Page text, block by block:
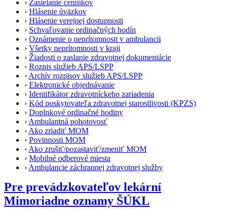
› Zasielanie cenníkov
› Hlásenie úväzkov
› Hlásenie verejnej dostupnosti
› Schvaľovanie ordinačných hodín
› Oznámenie o neprítomnosti v ambulancii
› Všetky neprítomnosti v kraji
› Žiadosti o zaslanie zdravotnej dokumentácie
› Rozpis služieb APS/LSPP
› Archív rozpisov služieb APS/LSPP
› Elektronické objednávanie
› Identifikátor zdravotníckeho zariadenia
› Kód poskytovateľa zdravotnej starostlivosti (KPZS)
› Doplnkové ordinačné hodiny
› Ambulantná pohotovosť
› Ako zriadiť MOM
› Povinnosti MOM
› Ako zrušiť/pozastaviť/zmeniť MOM
› Mobilné odberové miesta
› Ambulancie záchrannej zdravotnej služby
Pre prevádzkovateľov lekární
Mimoriadne oznamy ŠÚKL